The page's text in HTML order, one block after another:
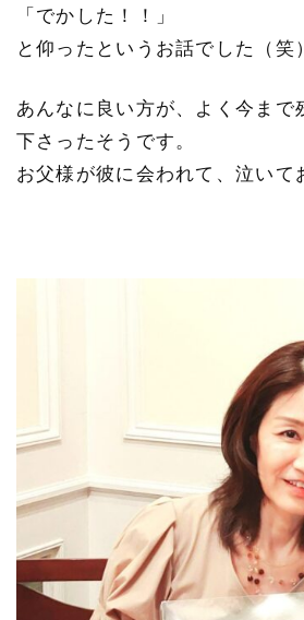
「でかした！！」
と仰ったというお話でした（
あんなに良い方が、よく今ま
下さったそうです。
お父様が彼に会われて、泣いて